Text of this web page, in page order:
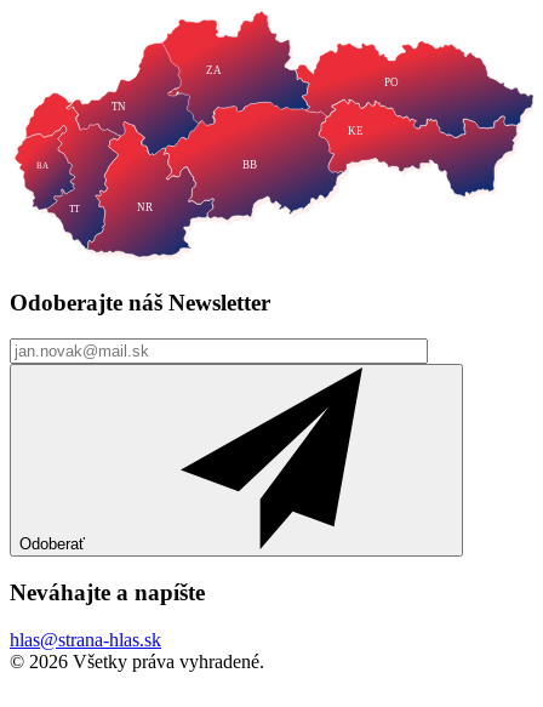
TT NR
TN
ZA
BB
PO
KE
BA
Odoberajte náš Newsletter
Odoberať
Neváhajte a napíšte
hlas@strana-hlas.sk
©️ 2026 Všetky práva vyhradené.